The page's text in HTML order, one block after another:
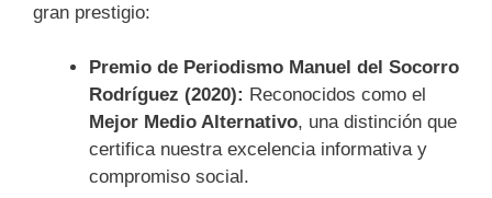
gran prestigio:
Premio de Periodismo Manuel del Socorro
Rodríguez (2020): Reconocidos como el
Mejor Medio Alternativo, una distinción que
certifica nuestra excelencia informativa y
compromiso social.